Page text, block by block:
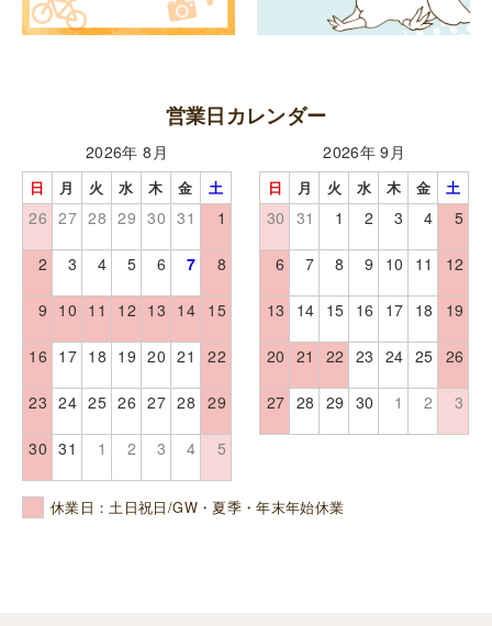
営業日カレンダー
2026年 8月
日 月 火 水 木 金 土
26 27 28 29 30 31 1
2 3 4 5 6 7 8
9 10 11 12 13 14 15
16 17 18 19 20 21 22
23 24 25 26 27 28 29
30 31 1 2 3 4 5
2026年 9月
日 月 火 水 木 金 土
30 31 1 2 3 4 5
6 7 8 9 10 11 12
13 14 15 16 17 18 19
20 21 22 23 24 25 26
27 28 29 30 1 2 3
休業日：土日祝日/GW・夏季・年末年始休業